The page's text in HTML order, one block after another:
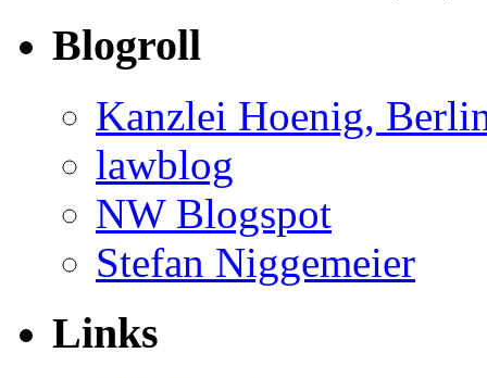
Blogroll
Kanzlei Hoenig,
lawblog
NW Blogspot
Stefan Niggemeier
Links